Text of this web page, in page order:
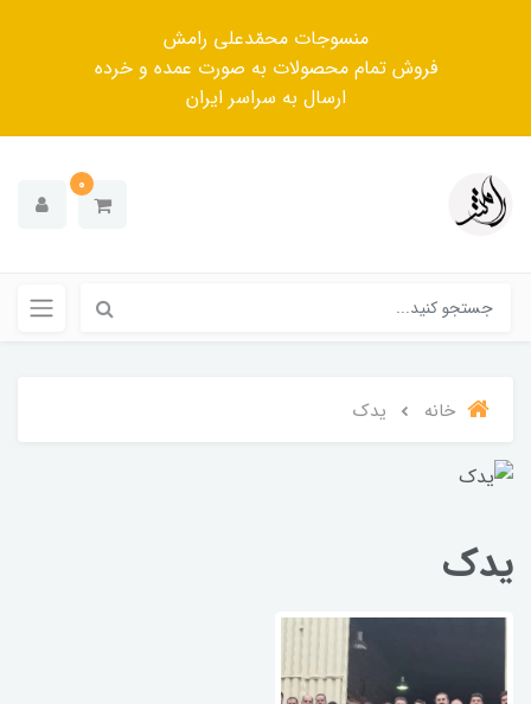
منسوجات محمّدعلی رامش
فروش تمام محصولات به صورت عمده و خرده
ارسال به سراسر ایران
0
خانه یدک
یدک